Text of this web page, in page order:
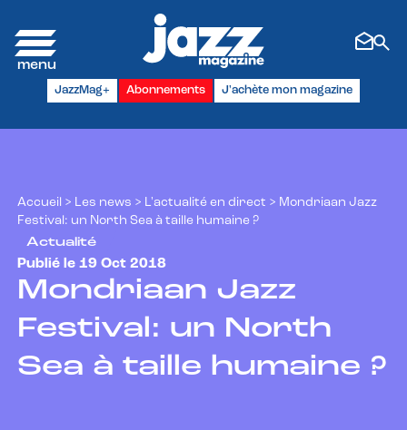
JazzMag+ Abonnements J'achète mon magazine
Accueil > Les news > L'actualité en direct > Mondriaan Jazz
Festival: un North Sea à taille humaine ?
Actualité
Publié le 19 Oct 2018
Mondriaan Jazz
Festival: un North
Sea à taille humaine ?